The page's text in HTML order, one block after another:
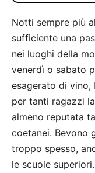
Notti sempre più
sufficiente una
nei luoghi della
venerdì o sabato
esagerato di
per tanti ragazzi
almeno reputata
coetanei. Bevono
troppo spesso,
le scuole